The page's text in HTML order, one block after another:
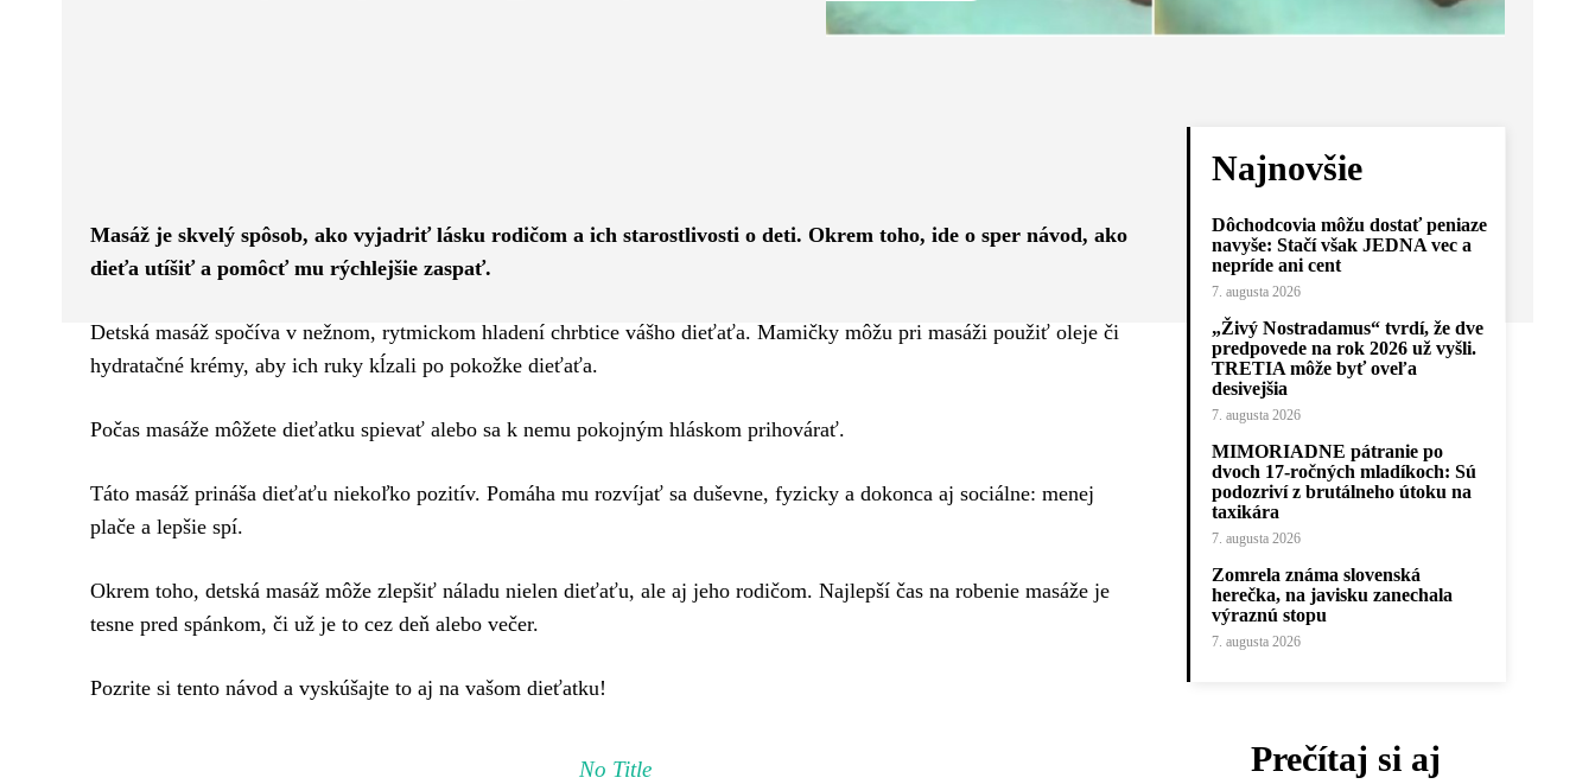
Masáž je skvelý spôsob, ako vyjadriť lásku rodičom a ich starostlivosti o deti. Okrem toho, ide o sper návod, ako
dieťa utíšiť a pomôcť mu rýchlejšie zaspať.
Detská masáž spočíva v nežnom, rytmickom hladení chrbtice vášho dieťaťa. Mamičky môžu pri masáži použiť oleje či
hydratačné krémy, aby ich ruky kĺzali po pokožke dieťaťa.
Počas masáže môžete dieťatku spievať alebo sa k nemu pokojným hláskom prihovárať.
Táto masáž prináša dieťaťu niekoľko pozitív. Pomáha mu rozvíjať sa duševne, fyzicky a dokonca aj sociálne: menej
plače a lepšie spí.
Okrem toho, detská masáž môže zlepšiť náladu nielen dieťaťu, ale aj jeho rodičom. Najlepší čas na robenie masáže je
tesne pred spánkom, či už je to cez deň alebo večer.
Pozrite si tento návod a vyskúšajte to aj na vašom dieťatku!
No Title
Najnovšie
Dôchodcovia môžu dostať peniaze
navyše: Stačí však JEDNA vec a
nepríde ani cent
7. augusta 2026
„Živý Nostradamus“ tvrdí, že dve
predpovede na rok 2026 už vyšli.
TRETIA môže byť oveľa
desivejšia
7. augusta 2026
MIMORIADNE pátranie po
dvoch 17-ročných mladíkoch: Sú
podozriví z brutálneho útoku na
taxikára
7. augusta 2026
Zomrela známa slovenská
herečka, na javisku zanechala
výraznú stopu
7. augusta 2026
Prečítaj si aj